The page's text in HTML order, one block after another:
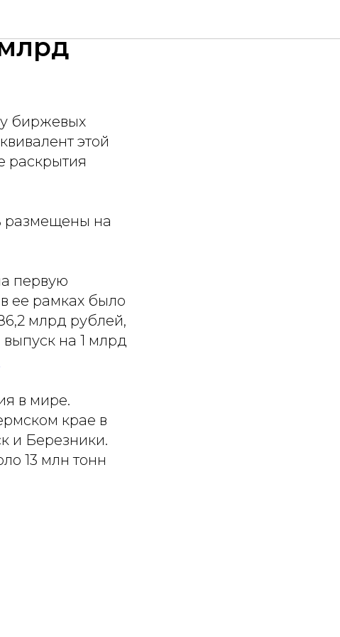
биржевых
этой
раскрытия
размещены на
первую
ее рамках было
млрд рублей,
на 1 млрд
в мире.
крае в
и Березники.
13 млн тонн